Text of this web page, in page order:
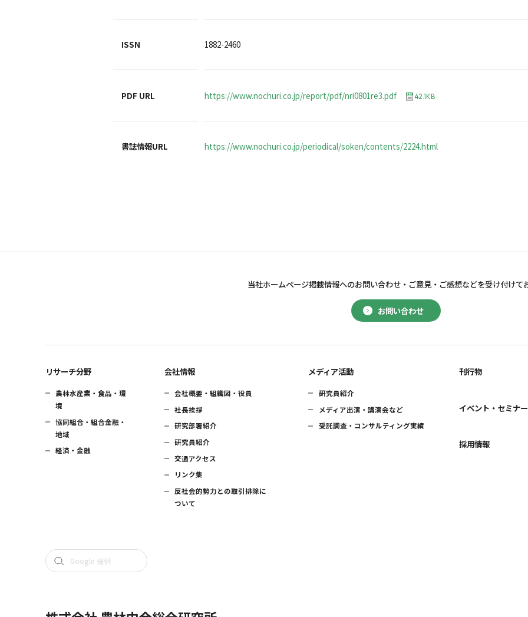
ISSN 1882-2460
PDF URL https://www.nochuri.co.jp/report/pdf/nri0801re3.pdf 42.1KB
書誌情報URL https://www.nochuri.co.jp/periodical/soken/contents/2224.html
お問い合わせ
当社ホームページ掲載情報へのお問い合わせ・ ご意見・ご感想などを受け付けて
リサーチ分野
農林水産業・食品・環
境
協同組合・組合金融・
地域
経済・金融
会社情報
会社概要・組織図・役員
社長挨拶
研究部署紹介
研究員紹介
交通アクセス
リンク集
反社会的勢力との取引排除に
ついて
メディア活動
研究員紹介
メディア出演・講演会など
受託調査・コンサルティング実績
刊行物
イベント・セミナー
採用情報